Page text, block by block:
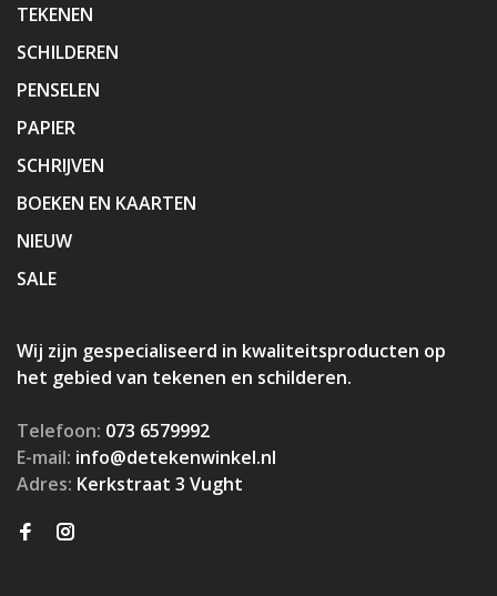
TEKENEN
SCHILDEREN
PENSELEN
PAPIER
SCHRIJVEN
BOEKEN EN KAARTEN
NIEUW
SALE
Wij zijn gespecialiseerd in kwaliteitsproducten op
het gebied van tekenen en schilderen.
Telefoon: 073 6579992
E-mail: info@detekenwinkel.nl
Adres: Kerkstraat 3 Vught